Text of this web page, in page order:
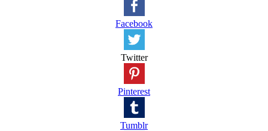
Facebook
Twitter
Pinterest
Tumblr